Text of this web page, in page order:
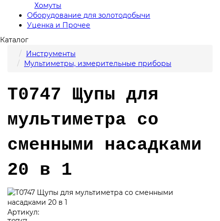
Хомуты
Оборудование для золотодобычи
Уценка и Прочее
Каталог
Инструменты
Мультиметры, измерительные приборы
T0747 Щупы для
мультиметра со
сменными насадками
20 в 1
Артикул: